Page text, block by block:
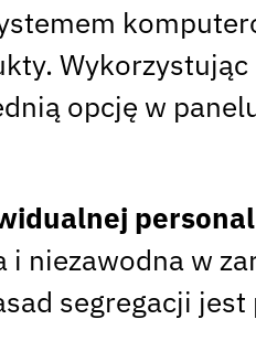
opcję w
i niezawodna w
segregacji